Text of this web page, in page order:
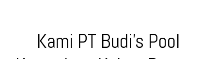
Kami PT Budi’s Pool